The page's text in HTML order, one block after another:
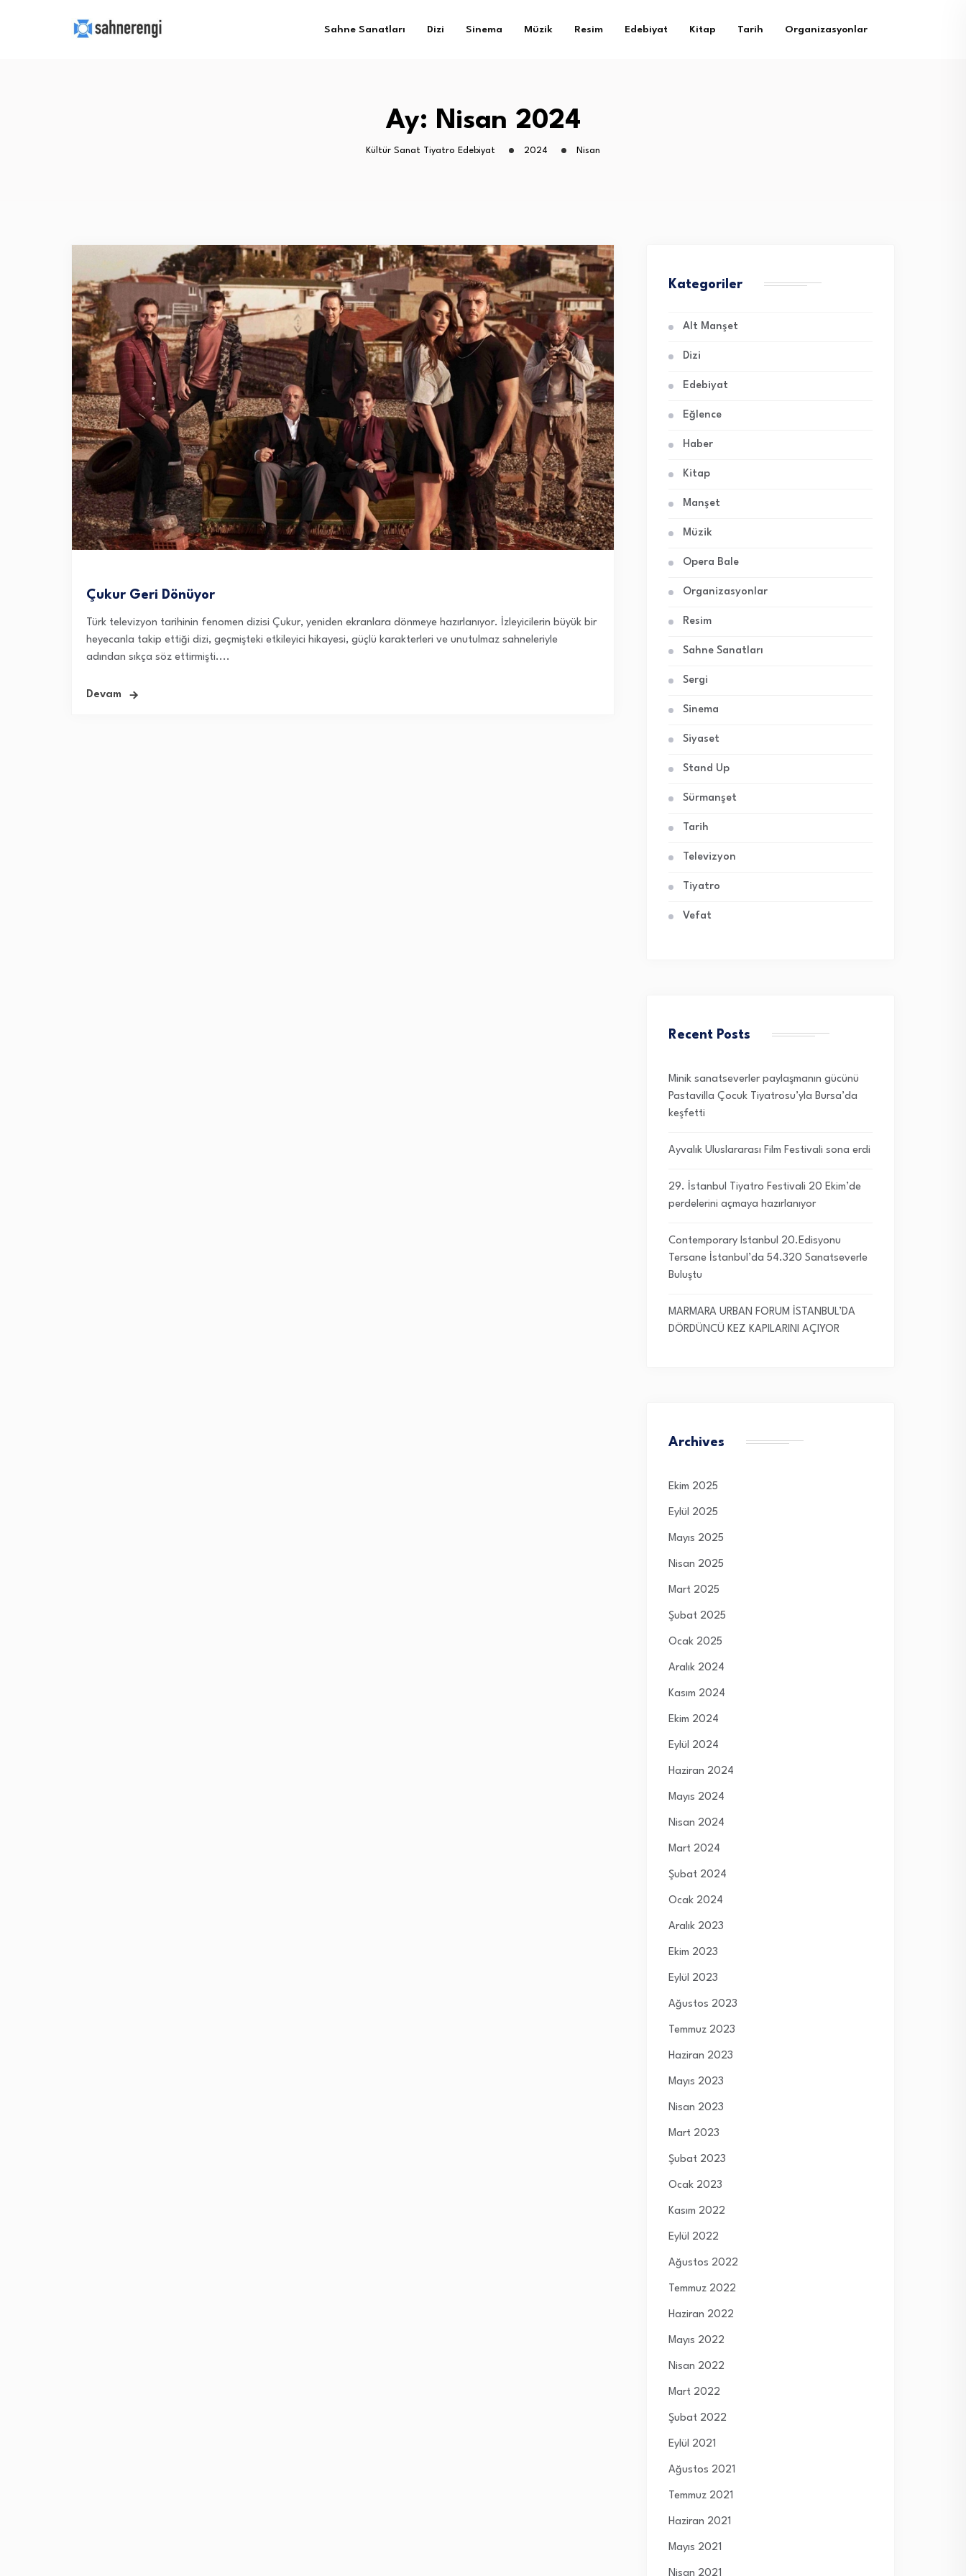
Sahne Sanatları Dizi Sinema Müzik Resim Edebiyat Kitap Tarih Organizasyonlar
Ay: Nisan 2024
Kültür Sanat Tiyatro Edebiyat 2024 Nisan
Çukur Geri Dönüyor
Türk televizyon tarihinin fenomen dizisi Çukur, yeniden ekranlara dönmeye hazırlanıyor. İzleyicilerin büyük bir
heyecanla takip ettiği dizi, geçmişteki etkileyici hikayesi, güçlü karakterleri ve unutulmaz sahneleriyle
adından sıkça söz ettirmişti....
Devam
Kategoriler
Alt Manşet
Dizi
Edebiyat
Eğlence
Haber
Kitap
Manşet
Müzik
Opera Bale
Organizasyonlar
Resim
Sahne Sanatları
Sergi
Sinema
Siyaset
Stand Up
Sürmanşet
Tarih
Televizyon
Tiyatro
Vefat
Recent Posts
Minik sanatseverler paylaşmanın gücünü
Pastavilla Çocuk Tiyatrosu’yla Bursa’da
keşfetti
Ayvalık Uluslararası Film Festivali sona erdi
29. İstanbul Tiyatro Festivali 20 Ekim’de
perdelerini açmaya hazırlanıyor
Contemporary Istanbul 20.Edisyonu
Tersane İstanbul’da 54.320 Sanatseverle
Buluştu
MARMARA URBAN FORUM İSTANBUL’DA
DÖRDÜNCÜ KEZ KAPILARINI AÇIYOR
Archives
Ekim 2025
Eylül 2025
Mayıs 2025
Nisan 2025
Mart 2025
Şubat 2025
Ocak 2025
Aralık 2024
Kasım 2024
Ekim 2024
Eylül 2024
Haziran 2024
Mayıs 2024
Nisan 2024
Mart 2024
Şubat 2024
Ocak 2024
Aralık 2023
Ekim 2023
Eylül 2023
Ağustos 2023
Temmuz 2023
Haziran 2023
Mayıs 2023
Nisan 2023
Mart 2023
Şubat 2023
Ocak 2023
Kasım 2022
Eylül 2022
Ağustos 2022
Temmuz 2022
Haziran 2022
Mayıs 2022
Nisan 2022
Mart 2022
Şubat 2022
Eylül 2021
Ağustos 2021
Temmuz 2021
Haziran 2021
Mayıs 2021
Nisan 2021